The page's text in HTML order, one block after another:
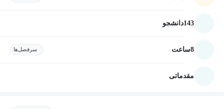
143دانشجو
8ساعت سرفصل‌ها
مقدماتی